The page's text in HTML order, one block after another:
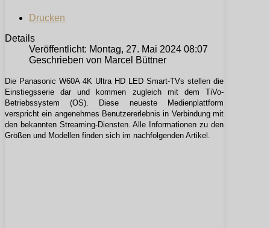
Drucken
Details
Veröffentlicht: Montag, 27. Mai 2024 08:07
Geschrieben von Marcel Büttner
Die Panasonic W60A 4K Ultra HD LED Smart-TVs stellen die
Einstiegsserie dar und kommen zugleich mit dem TiVo-
Betriebssystem (OS). Diese neueste Medienplattform
verspricht ein angenehmes Benutzererlebnis in Verbindung mit
den bekannten Streaming-Diensten. Alle Informationen zu den
Größen und Modellen finden sich im nachfolgenden Artikel.